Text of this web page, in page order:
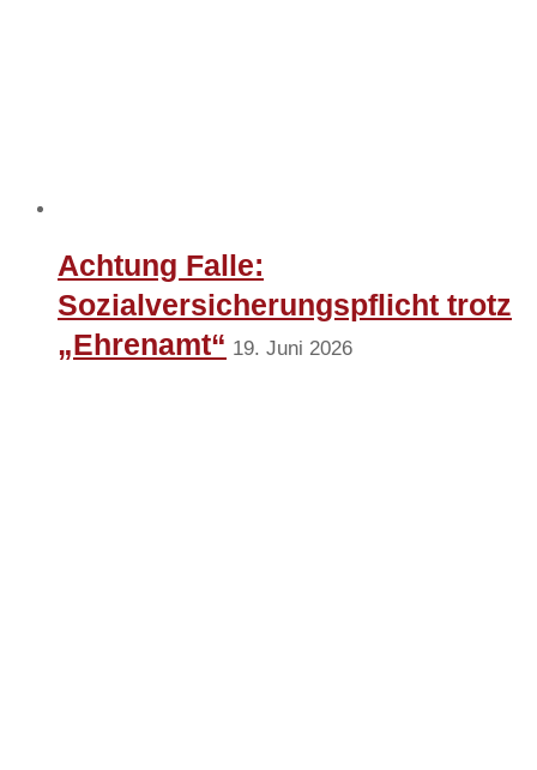
Achtung Falle:
Sozialversicherungspflicht trotz
„Ehrenamt“ 19. Juni 2026